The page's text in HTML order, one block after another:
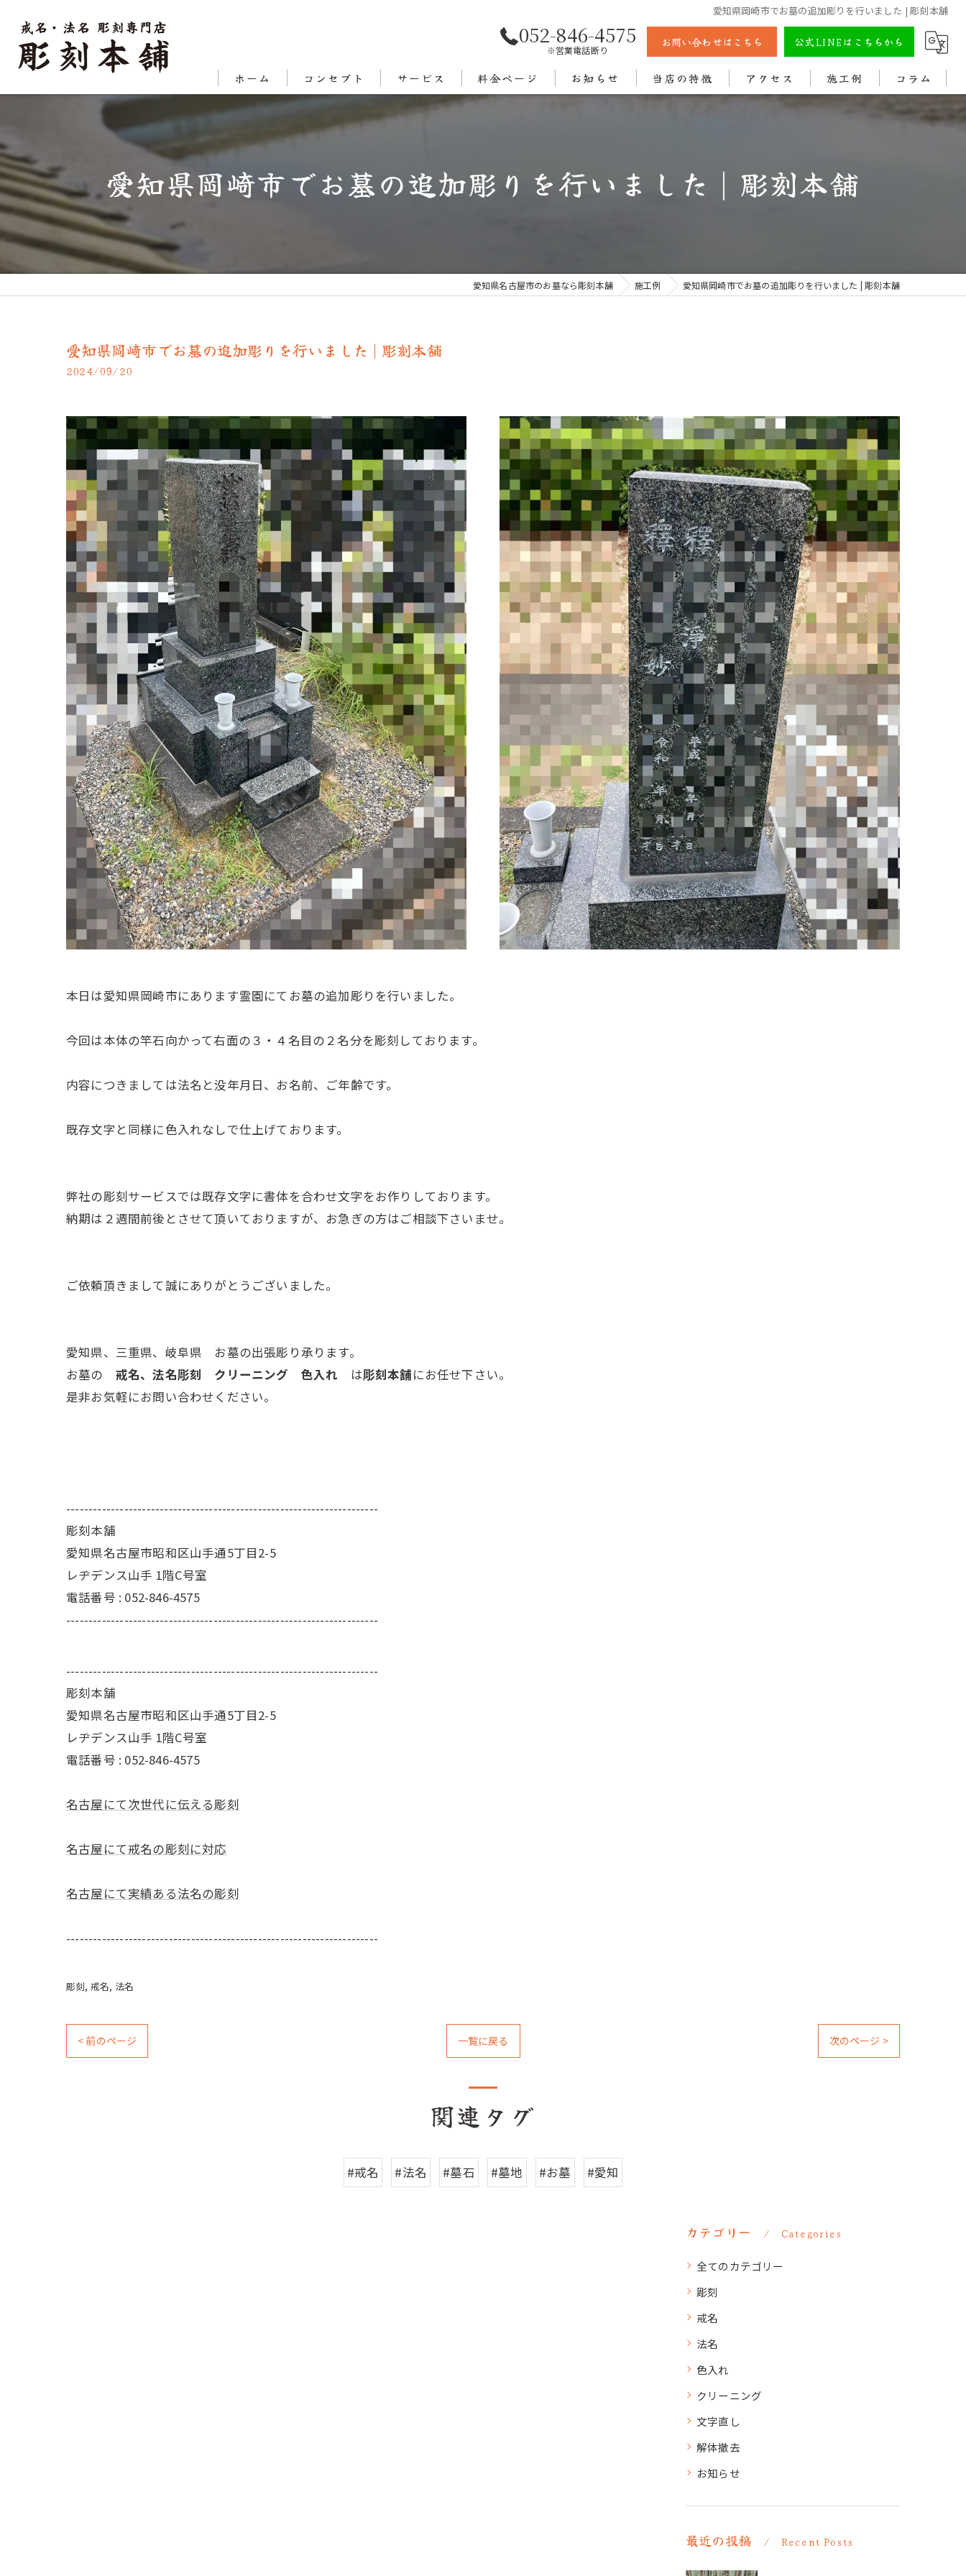
愛知県岡崎市でお墓の追加彫りを行いました | 彫刻本舗
052-846-4575
※営業電話断り
お問い合わせはこちら 公式LINEはこちらから
ホーム コンセプト
代表あいさつ
サービス 料金ページ お知らせ 当店の特徴
法名
アクセス 施工例 コラム
愛知県岡崎市でお墓の追加彫りを行いました | 彫刻本舗
愛知県名古屋市のお墓なら彫刻本舗 施工例 愛知県岡崎市でお墓の追加彫りを行いました | 彫刻本舗
愛知県岡崎市でお墓の追加彫りを行いました | 彫刻本舗
2024/09/20
本日は愛知県岡崎市にあります霊園にてお墓の追加彫りを行いました。
今回は本体の竿石向かって右面の３・４名目の２名分を彫刻しております。
内容につきましては法名と没年月日、お名前、ご年齢です。
既存文字と同様に色入れなしで仕上げております。
弊社の彫刻サービスでは既存文字に書体を合わせ文字をお作りしております。
納期は２週間前後とさせて頂いておりますが、お急ぎの方はご相談下さいませ。
ご依頼頂きまして誠にありがとうございました。
愛知県、三重県、岐阜県 お墓の出張彫り承ります。
お墓の 戒名、法名彫刻 クリーニング 色入れ は彫刻本舗にお任せ下さい。
是非お気軽にお問い合わせください。
----------------------------------------------------------------------
彫刻本舗
愛知県名古屋市昭和区山手通5丁目2-5
レヂデンス山手 1階C号室
電話番号 : 052-846-4575
----------------------------------------------------------------------
----------------------------------------------------------------------
彫刻本舗
愛知県名古屋市昭和区山手通5丁目2-5
レヂデンス山手 1階C号室
電話番号 : 052-846-4575
名古屋にて次世代に伝える彫刻
名古屋にて戒名の彫刻に対応
名古屋にて実績ある法名の彫刻
----------------------------------------------------------------------
彫刻 戒名 法名
< 前のページ 一覧に戻る 次のページ >
関連タグ
#戒名 #法名 #墓石 #墓地 #お墓 #愛知
カテゴリー Categories
全てのカテゴリー
彫刻
戒名
法名
色入れ
クリーニング
文字直し
解体撤去
お知らせ
最近の投稿 Recent Posts